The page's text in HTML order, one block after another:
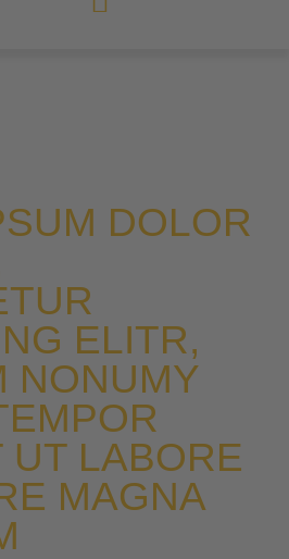
DOLOR
ELITR,
NONUMY
UT LABORE
MAGNA